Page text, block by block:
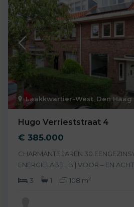
Laakkwartier-West, Den Haag
Hugo Verrieststraat 4
€ 385.000
CHARMANTE JAREN 30
ENERGIELABEL B | VOOR – EN
3
1 108 m2